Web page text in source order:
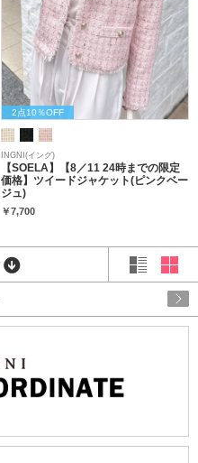
2点10％OFF
INGNI(イング)
【SOELA】【8／11 24時までの限定
価格】ツイードジャケット(ピンクベー
ジュ)
￥7,700